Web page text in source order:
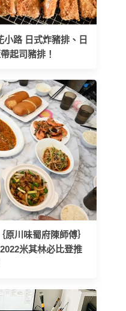
路 日式炸豬排、日
起司豬排！
川味蜀府陳師傅｝
米其林必比登推